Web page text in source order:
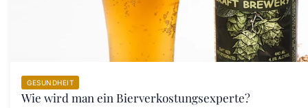
GESUNDHEIT
Wie wird man ein Bierverkostungsexperte?